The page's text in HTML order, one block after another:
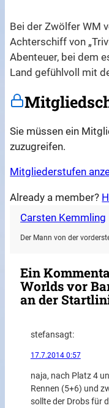
Bei der Zwölfer WM
Achterschiff von
Abenteuer, bei dem
Land gefühlvoll mit
Sie müssen ein
zuzugreifen.
Mitgliederstufen
Already a member?
Carsten Kemmling
Der Mann von der
Ein
Worlds vor
an der
stefansagt:
17.7.2014 0:57
naja, nach Platz 4
Rennen (5+6) und
sollte der Drobs für